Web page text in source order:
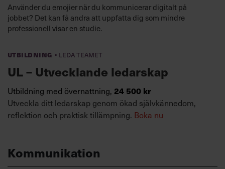
Använder du emojier när du kommunicerar digitalt på
jobbet? Det kan få andra att uppfatta dig som mindre
professionell visar en studie.
Utbildning · Leda teamet
UL – Utvecklande ledarskap
Utbildning med övernattning, 24 500 kr
Utveckla ditt ledarskap genom ökad självkännedom,
reflektion och praktisk tillämpning. Boka nu
Kommunikation